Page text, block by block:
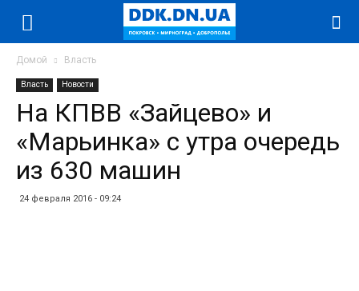
Домой Власть
Власть Новости
На КПВВ «Зайцево» и
«Марьинка» с утра очередь
из 630 машин
24 февраля 2016 - 09:24